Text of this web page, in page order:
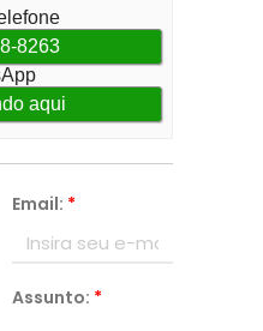
8263
aqui
Email: *
Assunto: *